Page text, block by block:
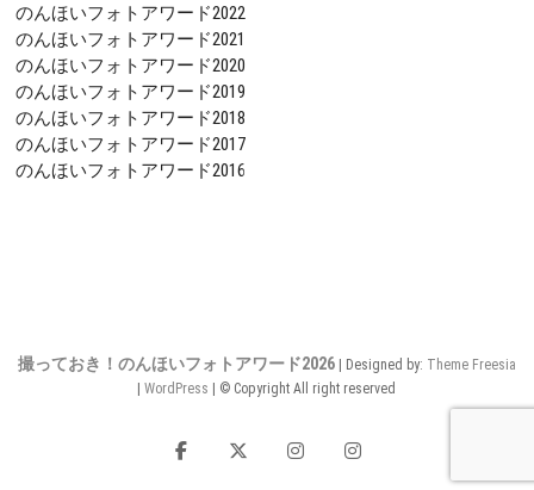
のんほいフォトアワード2022
のんほいフォトアワード2021
のんほいフォトアワード2020
のんほいフォトアワード2019
のんほいフォトアワード2018
のんほいフォトアワード2017
のんほいフォトアワード2016
撮っておき！のんほいフォトアワード2026| Designed by: Theme Freesia
|WordPress | © Copyright All right reserved
FacebookTwitterInstagram
プ